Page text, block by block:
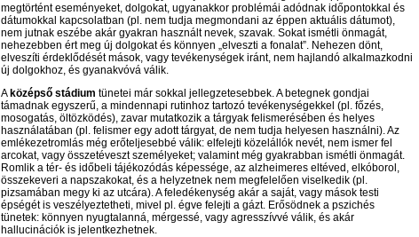
megtörtént eseményeket, dolgokat, ugyanakkor problémái adódnak időpontokkal és
dátumokkal kapcsolatban (pl. nem tudja megmondani az éppen aktuális dátumot),
nem jutnak eszébe akár gyakran használt nevek, szavak. Sokat ismétli önmagát,
nehezebben ért meg új dolgokat és könnyen „elveszti a fonalat”. Nehezen dönt,
elveszíti érdeklődését mások, vagy tevékenységek iránt, nem hajlandó alkalmazkodni
új dolgokhoz, és gyanakvóvá válik.
A középső stádium tünetei már sokkal jellegzetesebbek. A betegnek gondjai
támadnak egyszerű, a mindennapi rutinhoz tartozó tevékenységekkel (pl. főzés,
mosogatás, öltözködés), zavar mutatkozik a tárgyak felismerésében és helyes
használatában (pl. felismer egy adott tárgyat, de nem tudja helyesen használni). Az
emlékezetromlás még erőteljesebbé válik: elfelejti közelállók nevét, nem ismer fel
arcokat, vagy összetéveszt személyeket; valamint még gyakrabban ismétli önmagát.
Romlik a tér- és időbeli tájékozódás képessége, az alzheimeres eltéved, elkóborol,
összekeveri a napszakokat, és a helyzetnek nem megfelelően viselkedik (pl.
pizsamában megy ki az utcára). A feledékenység akár a saját, vagy mások testi
épségét is veszélyeztetheti, mivel pl. égve felejti a gázt. Erősödnek a pszichés
tünetek: könnyen nyugtalanná, mérgessé, vagy agresszívvé válik, és akár
hallucinációk is jelentkezhetnek.